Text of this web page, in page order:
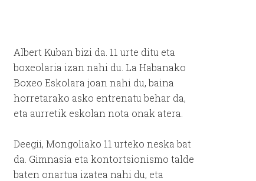
Albert Kuban bizi da. 11 urte ditu eta
boxeolaria izan nahi du. La Habanako
Boxeo Eskolara joan nahi du, baina
horretarako asko entrenatu behar da,
eta aurretik eskolan nota onak atera.
Deegii, Mongoliako 11 urteko neska bat
da. Gimnasia eta kontortsionismo talde
baten onartua izatea nahi du, eta